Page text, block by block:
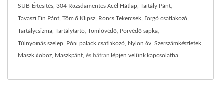
SUB-Értesítés 304 Rozsdamentes Acél Hátlap Tartály Pánt
Tavaszi Fin Pánt Tömlő Klipsz Roncs Tekercsek Forgó csatlakozó
Tartálycsizma Tartálytartó Tömlővédő Porvédő sapka
Túlnyomás szelep Póni palack csatlakozó Nylon öv Szerszámkészletek
Maszk doboz Maszkpánt , és bátran lépjen velünk kapcsolatba